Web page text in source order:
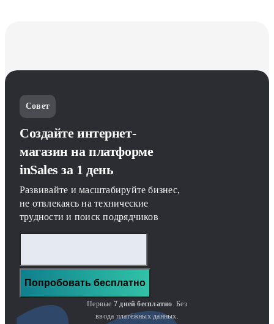
Совет
Создайте интернет-
магазин на платформе
inSales за 1 день
Развивайте и масштабируйте бизнес,
не отвлекаясь на технические
трудности и поиск подрядчиков
Попробовать бесплатно
Первые 7 дней бесплатно. Без
ввода платёжных данных.